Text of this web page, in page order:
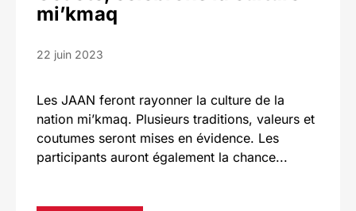
mi’kmaq
22 juin 2023
Les JAAN feront rayonner la culture de la
nation mi’kmaq. Plusieurs traditions, valeurs et
coutumes seront mises en évidence. Les
participants auront également la chance...